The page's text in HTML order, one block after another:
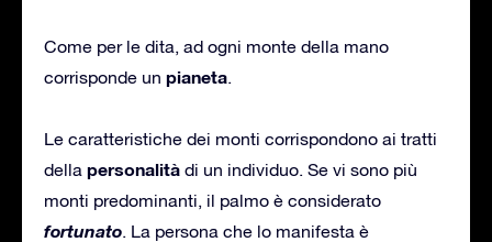
Come per le dita, ad ogni monte della mano
corrisponde un pianeta.
Le caratteristiche dei monti corrispondono ai tratti
della personalità di un individuo. Se vi sono più
monti predominanti, il palmo è considerato
fortunato. La persona che lo manifesta è